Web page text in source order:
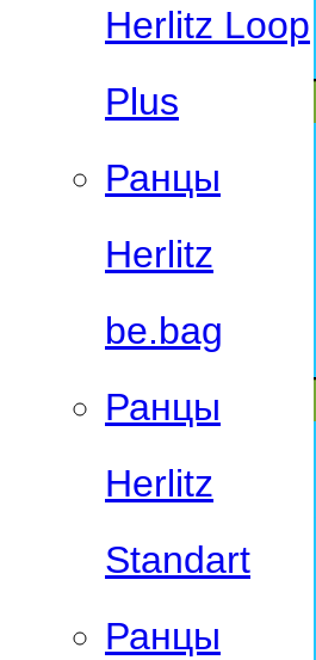
Herlitz Loop
Plus
Ранцы
Herlitz
be.bag
Ранцы
Herlitz
Standart
Ранцы